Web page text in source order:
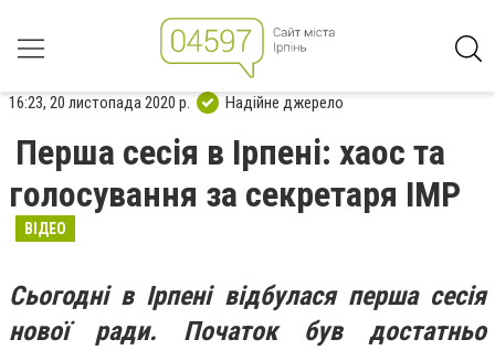
16:23, 20 листопада 2020 р. Надійне джерело
Перша сесія в Ірпені: хаос та
голосування за секретаря ІМР
ВІДЕО
Сьогодні в Ірпені відбулася перша сесія
нової ради. Початок був достатньо